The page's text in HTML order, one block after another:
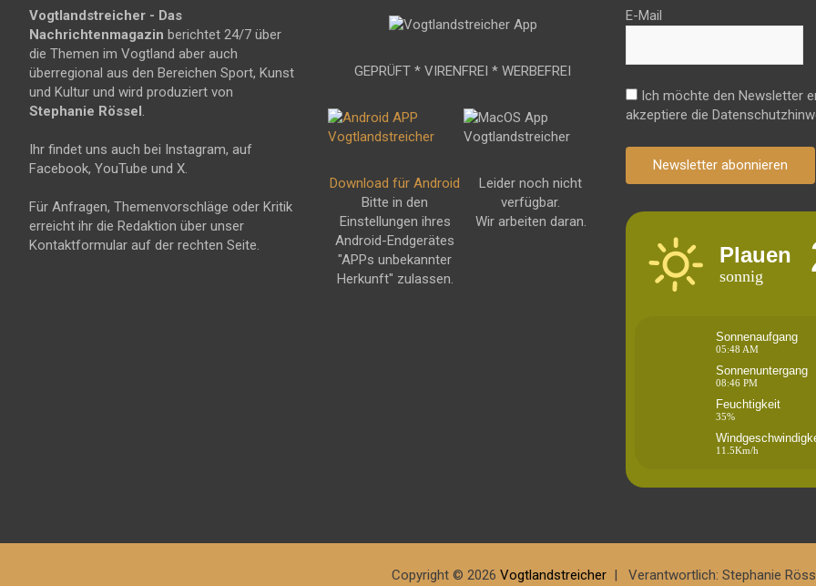
Vogtlandstreicher - Das
Nachrichtenmagazin berichtet 24/7 über
die Themen im Vogtland aber auch
überregional aus den Bereichen Sport, Kunst
und Kultur und wird produziert von
Stephanie Rössel.
Ihr findet uns auch bei Instagram, auf
Facebook, YouTube und X.
Für Anfragen, Themenvorschläge oder Kritik
erreicht ihr die Redaktion über unser
Kontaktformular auf der rechten Seite.
GEPRÜFT * VIRENFREI * WERBEFREI
Download für Android
Bitte in den
Einstellungen ihres
Android-Endgerätes
"APPs unbekannter
Herkunft" zulassen.
Leider noch nicht
verfügbar.
Wir arbeiten daran.
E-Mail
Ich möchte den Newsletter
akzeptiere die
Newsletter abonnieren
Plauen
sonnig
Sonnenaufgang
05:48 AM
Sonnenuntergang
08:46 PM
Feuchtigkeit
35%
11.5Km/h
Copyright © 2026 Vogtlandstreicher Verantwortlich: Stephanie